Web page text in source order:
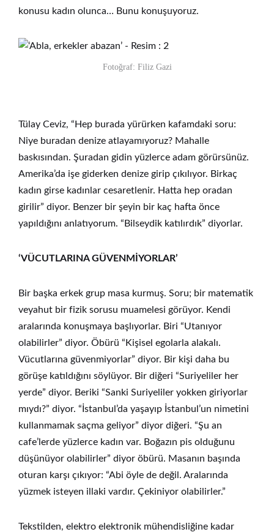
konusu kadın olunca… Bunu konuşuyoruz.
Fotoğraf: Filiz Gazi
Tülay Ceviz, “Hep burada yürürken kafamdaki soru:
Niye buradan denize atlayamıyoruz? Mahalle
baskısından. Şuradan gidin yüzlerce adam görürsünüz.
Amerika’da işe giderken denize girip çıkılıyor. Birkaç
kadın girse kadınlar cesaretlenir. Hatta hep oradan
girilir” diyor. Benzer bir şeyin bir kaç hafta önce
yapıldığını anlatıyorum. “Bilseydik katılırdık” diyorlar.
‘VÜCUTLARINA GÜVENMİYORLAR’
Bir başka erkek grup masa kurmuş. Soru; bir matematik
veyahut bir fizik sorusu muamelesi görüyor. Kendi
aralarında konuşmaya başlıyorlar. Biri “Utanıyor
olabilirler” diyor. Öbürü “Kişisel egolarla alakalı.
Vücutlarına güvenmiyorlar” diyor. Bir kişi daha bu
görüşe katıldığını söylüyor. Bir diğeri “Suriyeliler her
yerde” diyor. Beriki “Sanki Suriyeliler yokken giriyorlar
mıydı?” diyor. “İstanbul’da yaşayıp İstanbul’un nimetini
kullanmamak saçma geliyor” diyor diğeri. “Şu an
cafe’lerde yüzlerce kadın var. Boğazın pis olduğunu
düşünüyor olabilirler” diyor öbürü. Masanın başında
oturan karşı çıkıyor: “Abi öyle de değil. Aralarında
yüzmek isteyen illaki vardır. Çekiniyor olabilirler.”
Tekstilden, elektro elektronik mühendisliğine kadar